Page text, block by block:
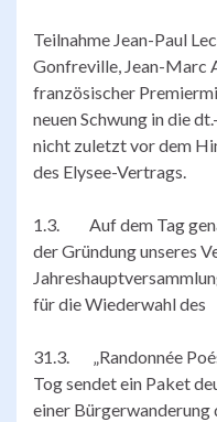
Teilnahme Jean-Paul
Gonfreville, Jean-Marc
französischer
neuen Schwung in die
nicht zuletzt vor dem
des Elysee-Vertrags.
1.3. Auf dem Tag
der Gründung unseres
für die Wiederwahl
31.3. „Randonnée
Tog sendet ein Paket
einer Bürgerwanderung